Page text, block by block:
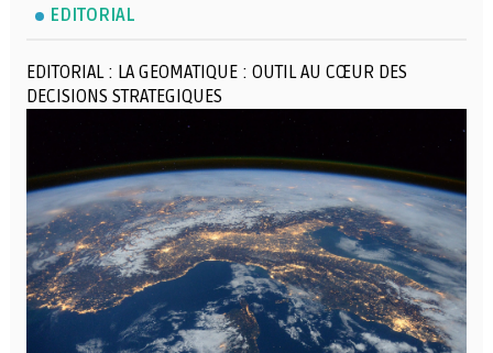
EDITORIAL
EDITORIAL : LA GEOMATIQUE : OUTIL AU CŒUR DES
DECISIONS STRATEGIQUES